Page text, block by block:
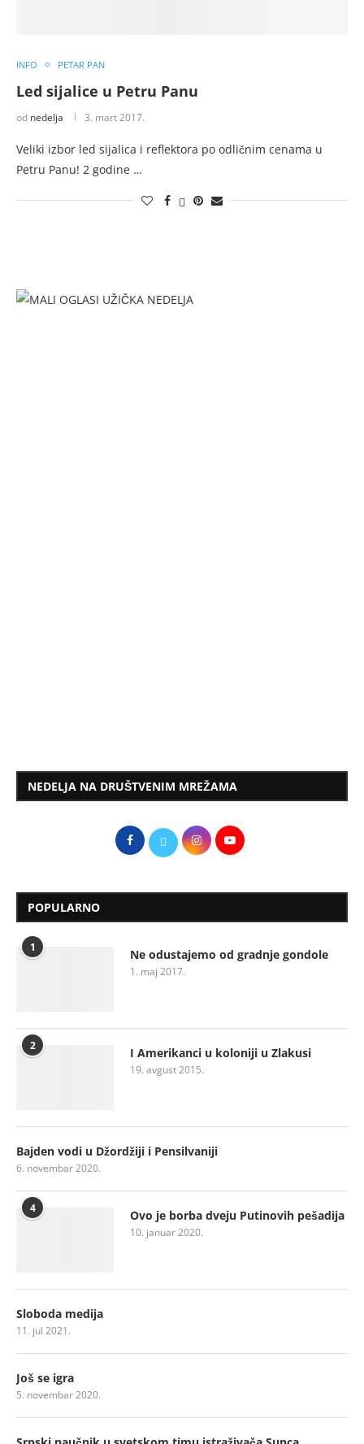
INFO PETAR PAN
Led sijalice u Petru Panu
od nedelja 3. mart 2017.
Veliki izbor led sijalica i reflektora po odličnim cenama u
Petru Panu! 2 godine …
NEDELJA NA DRUŠTVENIM MREŽAMA
POPULARNO
1 Ne odustajemo od gradnje gondole
1. maj 2017.
2 I Amerikanci u koloniji u Zlakusi
19. avgust 2015.
Bajden vodi u Džordžiji i Pensilvaniji
6. novembar 2020.
4 Ovo je borba dveju Putinovih pešadija
10. januar 2020.
Sloboda medija
11. jul 2021.
Još se igra
5. novembar 2020.